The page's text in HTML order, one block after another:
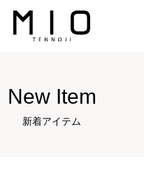
New Item
新着アイテム